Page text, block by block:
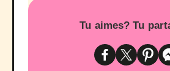
Tu aimes? Tu